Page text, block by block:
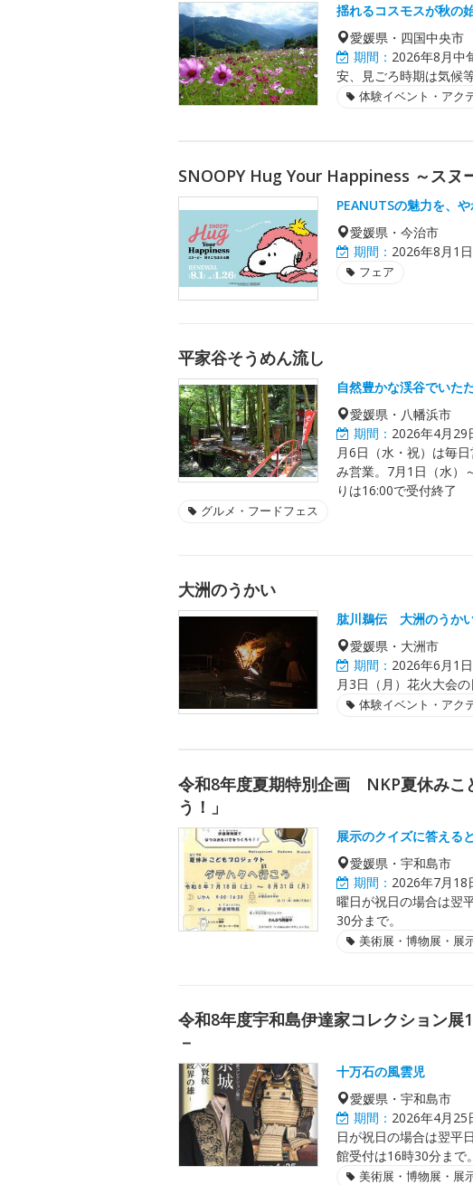
揺れるコスモスが秋の
愛媛県・四国中央市
期間： 2026年8月中
安、見ごろ時期は気候
体験イベント・アク
SNOOPY Hug Your Happiness ～スヌ
PEANUTSの魅力を、
愛媛県・今治市
期間： 2026年8月1
フェア
平家谷そうめん流し
自然豊かな渓谷でいた
愛媛県・八幡浜市
期間： 2026年4月29
月6日（水・祝）は毎
み営業。7月1日（水
りは16:00で受付終了
グルメ・フードフェス
大洲のうかい
肱川鵜伝 大洲のうか
愛媛県・大洲市
期間： 2026年6月1
月3日（月）花火大会の
体験イベント・アク
令和8年度夏期特別企画 NKP夏休みこ
う！」
展示のクイズに答える
愛媛県・宇和島市
期間： 2026年7月18
曜日が祝日の場合は翌
30分まで。
美術展・博物展・展
令和8年度宇和島伊達家コレクション
－
十万石の風雲児
愛媛県・宇和島市
期間： 2026年4月25
日が祝日の場合は翌平
館受付は16時30分まで。
美術展・博物展・展